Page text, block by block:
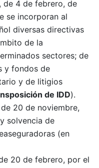
de 4 de febrero, de
se incorporan al
diversas directivas
de la
sectores; de
y fondos de
y de litigios
de IDD).
20 de noviembre,
solvencia de
(en
20 de febrero, por el